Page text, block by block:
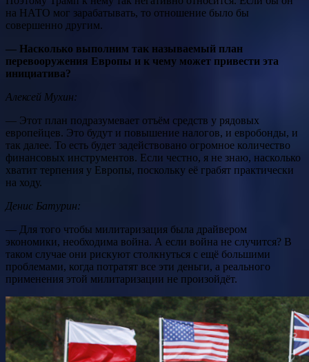
на НАТО мог зарабатывать, то отношение было бы
совершенно другим.
— Насколько выполним так называемый план
перевооружения Европы и к чему может привести эта
инициатива?
Алексей Мухин:
— Этот план подразумевает отъём средств у рядовых
европейцев. Это будут и повышение налогов, и евробонды, и
так далее. То есть будет задействовано огромное количество
финансовых инструментов. Если честно, я не знаю, насколько
хватит терпения у Европы, поскольку её грабят практически
на ходу.
Денис Батурин:
— Для того чтобы милитаризация была драйвером
экономики, необходима война. А если война не случится? В
таком случае они рискуют столкнуться с ещё большими
проблемами, когда потратят все эти деньги, а реального
применения этой милитаризации не произойдёт.